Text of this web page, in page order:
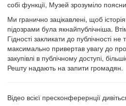
собі функції, Музей зрозуміло
Ми гранично зацікавлені, щоб
підозрами була якнайпублічніша.
Гідності закликати до публічності
максимально привертав увагу до
закупівлі в публічному доступі,
Решту надають на запити громадян.
Відео всієї пресконферернції